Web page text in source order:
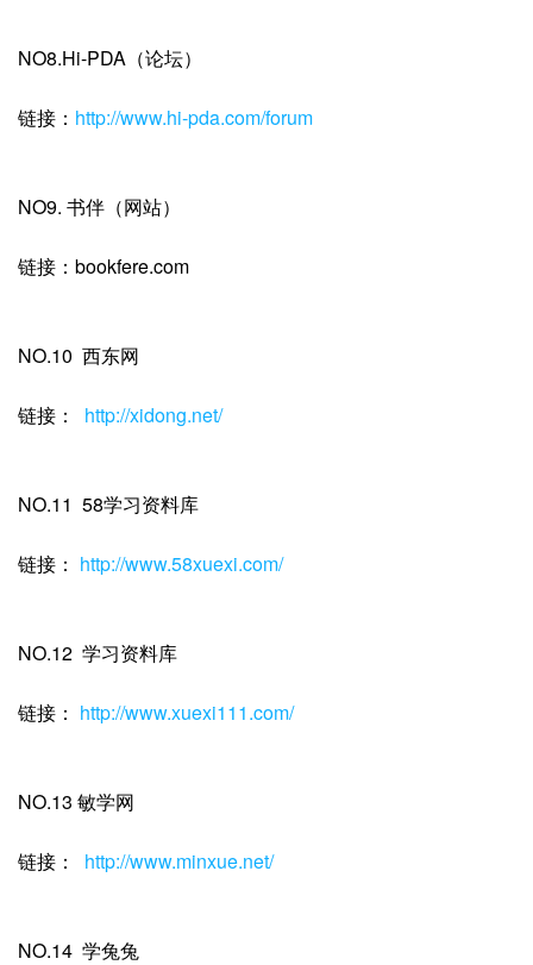
NO8.Hi-PDA（论坛）
链接： http://www.hi-pda.com/forum
NO9. 书伴（网站）
链接：bookfere.com
NO.10 西东网
链接： http://xidong.net/
NO.11 58学习资料库
链接： http://www.58xuexi.com/
NO.12 学习资料库
链接： http://www.xuexi111.com/
NO.13 敏学网
链接： http://www.minxue.net/
NO.14 学兔兔